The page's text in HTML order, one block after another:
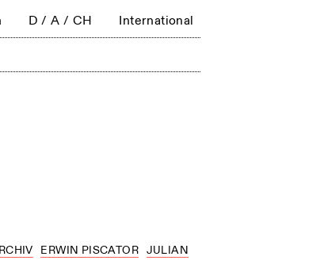
D / A / CH International
ERWIN PISCATOR JULIAN